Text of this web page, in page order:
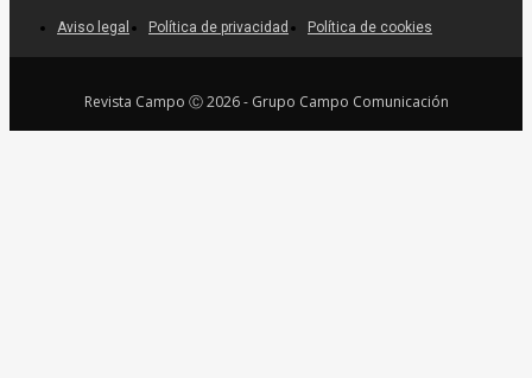
Aviso legal Política de privacidad Política de cookies
Revista Campo Ⓒ 2026 - Grupo Campo Comunicación